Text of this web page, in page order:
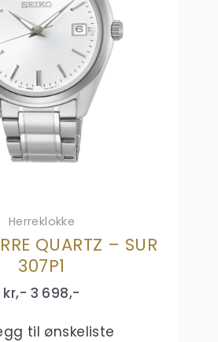
Herreklokke
QUARTZ – SUR
307P1
kr,- 3 698,-
til ønskeliste